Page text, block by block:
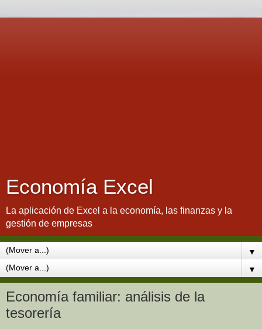
Economía Excel
La aplicación de Excel a la economía, las finanzas y la
gestión de empresas
▼
▼
Economía familiar: análisis de la
tesorería